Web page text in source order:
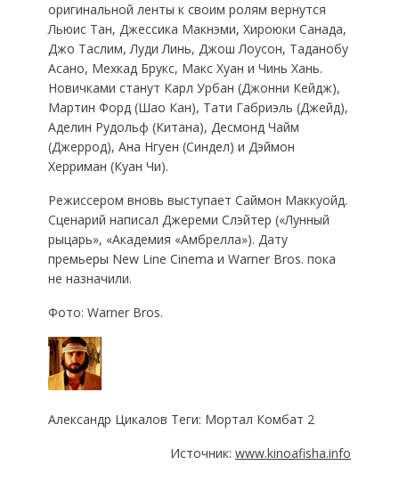
оригинальной ленты к своим ролям вернутся
Льюис Тан, Джессика Макнэми, Хироюки Санада,
Джо Таслим, Луди Линь, Джош Лоусон, Таданобу
Асано, Мехкад Брукс, Макс Хуан и Чинь Хань.
Новичками станут Карл Урбан (Джонни Кейдж),
Мартин Форд (Шао Кан), Тати Габриэль (Джейд),
Аделин Рудольф (Китана), Десмонд Чайм
(Джеррод), Ана Нгуен (Синдел) и Дэймон
Херриман (Куан Чи).
Режиссером вновь выступает Саймон Маккуойд.
Сценарий написал Джереми Слэйтер («Лунный
рыцарь», «Академия «Амбрелла»). Дату
премьеры New Line Cinema и Warner Bros. пока
не назначили.
Фото: Warner Bros.
Александр Цикалов Теги: Мортал Комбат 2
Источник:www.kinoafisha.info